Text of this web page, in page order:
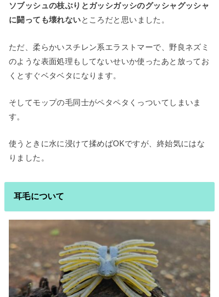
ソブッシュの枝ぶりとガッシガッシのグッシャグッシャ
に闘っても壊れないところだと思いました。
ただ、柔らかいスチレン系エラストマーで、野良ネズミ
のような表面処理もしてないせいか使ったあと放ってお
くとすぐベタベタになります。
そしてモップの毛同士がペタペタくっついてしまいま
す。
使うときに水に浸けて揉めばOKですが、終始気にはな
りました。
耳毛について